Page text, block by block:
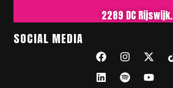
2289 DC Rijswijk.
SOCIAL MEDIA